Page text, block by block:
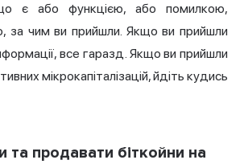
є або функцією, або помилкою,
за чим ви прийшли. Якщо ви прийшли
все гаразд. Якщо ви прийшли
мікрокапіталізацій, йдіть кудись
та продавати біткойни на